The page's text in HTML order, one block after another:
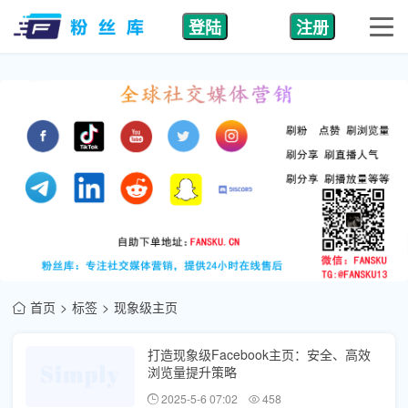
登陆 注册
首页 标签 现象级主页
打造现象级Facebook主页：安全、高效
浏览量提升策略
2025-5-6 07:02 458